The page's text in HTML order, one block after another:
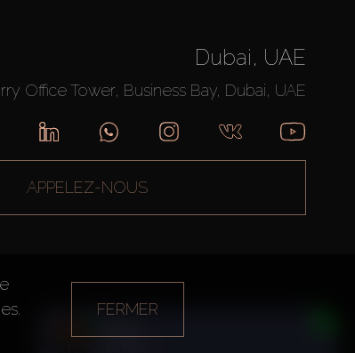
Dubai, UAE
Office Tower, Business Bay, Dubai, UAE
APPELEZ-NOUS
FERMER